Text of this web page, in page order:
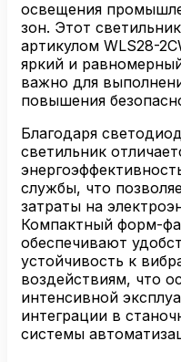
освещения
зон. Этот
артикулом WLS28-
яркий и
важно для
повышения
Благодаря
светильник
службы, что
затраты на
Компактный форм-
обеспечивают
устойчивость к
воздействиям, что
интенсивной
интеграции в
системы